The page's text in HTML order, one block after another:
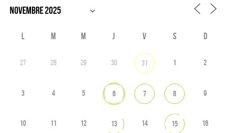
L M M J V S D
27 28 29 30 31 1 2
3 4 5 6 7 8 9
10 11 12 13 14 15 16